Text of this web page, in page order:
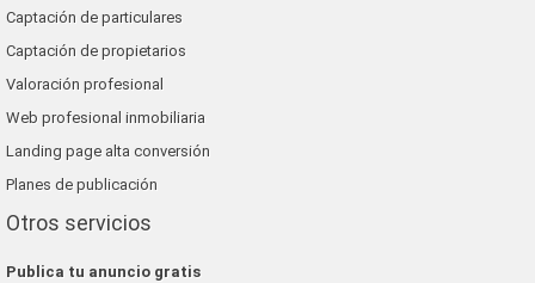
Captación de particulares
Captación de propietarios
Valoración profesional
Web profesional inmobiliaria
Landing page alta conversión
Planes de publicación
Otros servicios
Publica tu anuncio gratis